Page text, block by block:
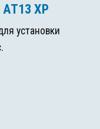
XP
установки